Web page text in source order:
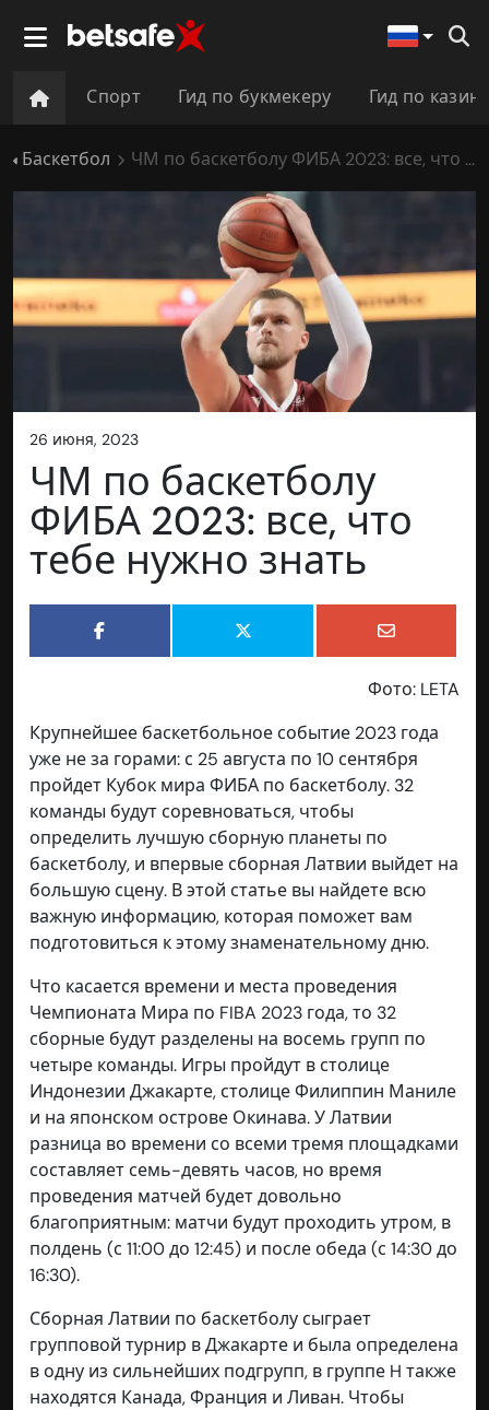
Спорт Гид по букмекеру Гид по
Баскетбол ЧМ по баскетболу ФИБА 2023: все, что тебе нужно знать
26 июня, 2023
ЧМ по баскетболу
ФИБА 2023: все, что
тебе нужно знать
Фото: LETA
Крупнейшее баскетбольное событие 2023 года
уже не за горами: с 25 августа по 10 сентября
пройдет Кубок мира ФИБА по баскетболу. 32
команды будут соревноваться, чтобы
определить лучшую сборную планеты по
баскетболу, и впервые сборная Латвии выйдет на
большую сцену. В этой статье вы найдете всю
важную информацию, которая поможет вам
подготовиться к этому знаменательному дню.
Что касается времени и места проведения
Чемпионата Мира по FIBA 2023 года, то 32
сборные будут разделены на восемь групп по
четыре команды. Игры пройдут в столице
Индонезии Джакарте, столице Филиппин Маниле
и на японском острове Окинава. У Латвии
разница во времени со всеми тремя площадками
составляет семь-девять часов, но время
проведения матчей будет довольно
благоприятным: матчи будут проходить утром, в
полдень (с 11:00 до 12:45) и после обеда (с 14:30 до
16:30).
Сборная Латвии по баскетболу сыграет
групповой турнир в Джакарте и была определена
в одну из сильнейших подгрупп, в группе H также
находятся Канада, Франция и Ливан. Чтобы